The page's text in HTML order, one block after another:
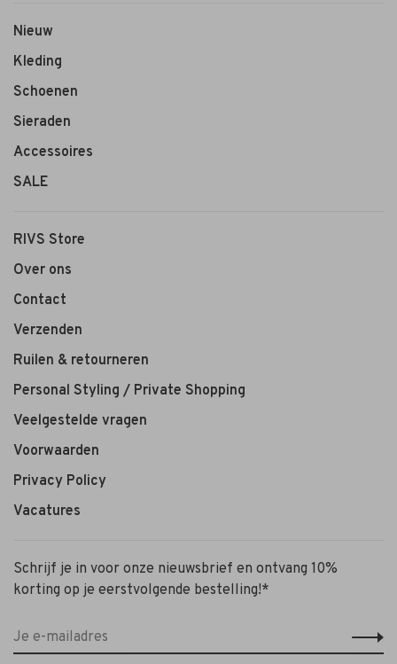
Nieuw
Kleding
Schoenen
Sieraden
Accessoires
SALE
RIVS Store
Over ons
Contact
Verzenden
Ruilen & retourneren
Personal Styling / Private Shopping
Veelgestelde vragen
Voorwaarden
Privacy Policy
Vacatures
Schrijf je in voor onze nieuwsbrief en ontvang 10%
korting op je eerstvolgende bestelling!*